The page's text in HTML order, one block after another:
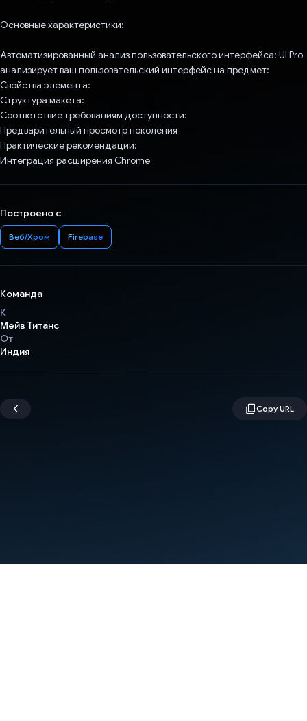
Основные характеристики:
Автоматизированный анализ пользовательского интерфейса: UI Pro
анализирует ваш пользовательский интерфейс на предмет:
Свойства элемента:
Структура макета:
Соответствие требованиям доступности:
Предварительный просмотр поколения
Практические рекомендации:
Интеграция расширения Chrome
Построено с
Веб/Хром Firebase
Команда
К
Мейв Титанс
От
Индия